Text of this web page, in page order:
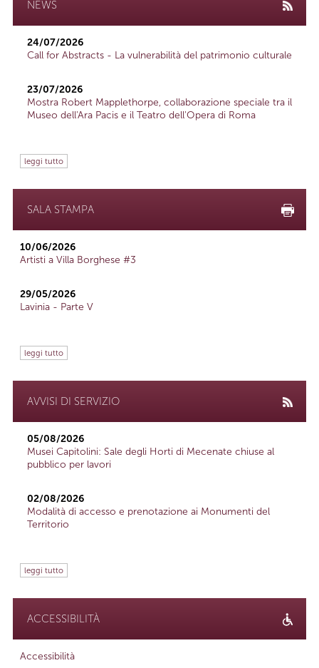
NEWS
24/07/2026
Call for Abstracts - La vulnerabilità del patrimonio culturale
23/07/2026
Mostra Robert Mapplethorpe, collaborazione speciale tra il
Museo dell'Ara Pacis e il Teatro dell'Opera di Roma
leggi tutto
SALA STAMPA
10/06/2026
Artisti a Villa Borghese #3
29/05/2026
Lavinia - Parte V
leggi tutto
AVVISI DI SERVIZIO
05/08/2026
Musei Capitolini: Sale degli Horti di Mecenate chiuse al
pubblico per lavori
02/08/2026
Modalità di accesso e prenotazione ai Monumenti del
Territorio
leggi tutto
ACCESSIBILITÀ
Accessibilità